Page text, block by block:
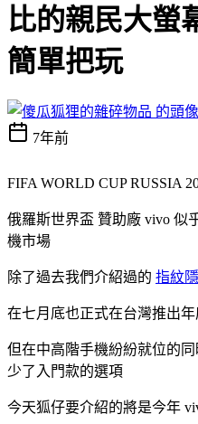
比的親民大螢
簡單把玩
7年前
FIFA WORLD CUP RUSSIA
俄羅斯世界盃 贊助廠 vivo 似
機市場
除了過去我們介紹過的 指紋
在七月底也正式在台灣推出
但在中高階手機紛紛就位的
少了入門款的選項
今天狐仔要介紹的將是今年